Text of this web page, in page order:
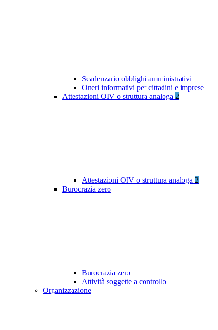
Scadenzario obblighi amministrativi
Oneri informativi per cittadini e imprese
Attestazioni OIV o struttura analoga 2
Attestazioni OIV o struttura analoga 2
Burocrazia zero
Burocrazia zero
Attività soggette a controllo
Organizzazione